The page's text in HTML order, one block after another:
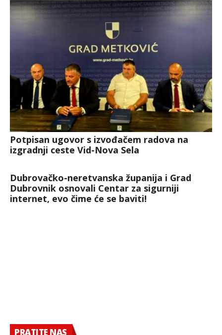
Potpisan ugovor s izvođačem radova na
izgradnji ceste Vid-Nova Sela
Dubrovačko-neretvanska županija i Grad
Dubrovnik osnovali Centar za sigurniji
internet, evo čime će se baviti!
PRATITE NAS